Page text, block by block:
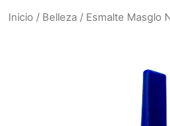
Inicio / Belleza / Esmalte Masglo